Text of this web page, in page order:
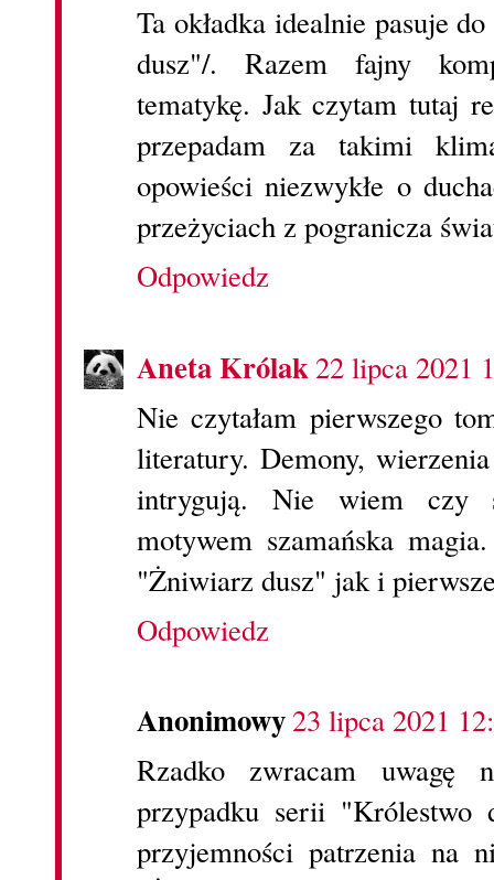
Ta okładka idealnie pasuje
dusz"/. Razem fajny
tematykę. Jak czytam tutaj
przepadam za takimi
opowieści niezwykłe o
przeżyciach z pogranicza
Odpowiedz
Aneta Królak22 lipca 2021
Nie czytałam pierwszego
literatury. Demony,
intrygują. Nie wiem czy
motywem szamańska
"Żniwiarz dusz" jak i
Odpowiedz
Anonimowy23 lipca 2021
Rzadko zwracam uwagę
przypadku serii "Królestwo
przyjemności patrzenia na